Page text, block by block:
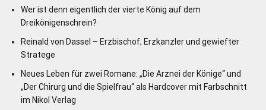
Wer ist denn eigentlich der vierte König auf dem
Dreikönigenschrein?
Reinald von Dassel – Erzbischof, Erzkanzler und gewiefter
Stratege
Neues Leben für zwei Romane: „Die Arznei der Könige“ und
„Der Chirurg und die Spielfrau“ als Hardcover mit Farbschnitt
im Nikol Verlag